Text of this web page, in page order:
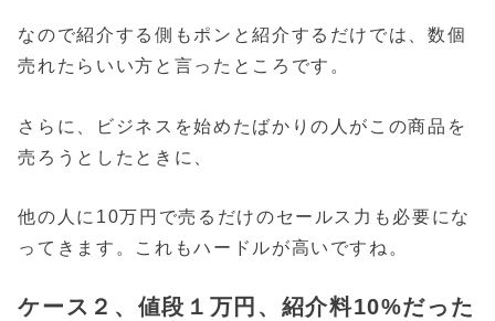
なので紹介する側もポンと紹介するだけでは、数個
売れたらいい方と言ったところです。
さらに、ビジネスを始めたばかりの人がこの商品を
売ろうとしたときに、
他の人に10万円で売るだけのセールス力も必要にな
ってきます。これもハードルが高いですね。
ケース２、値段１万円、紹介料10%だった